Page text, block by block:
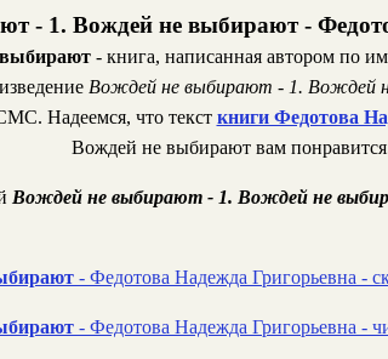
- 1. Вождей не выбирают -
- книга, написанная автором по
Вождей не выбирают - 1. Вождей
Надеемся, что текст книги Федотова
Вождей не выбирают вам
Вождей не выбирают - 1. Вождей не
- Федотова Надежда Григорьевна -
- Федотова Надежда Григорьевна -